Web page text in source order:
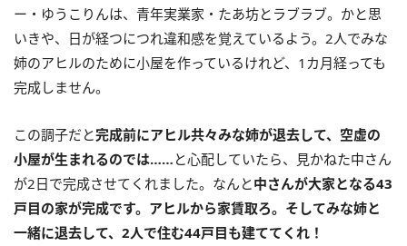
ー・ゆうこりんは、青年実業家・たあ坊とラブラブ。かと思
いきや、日が経つにつれ違和感を覚えているよう。2人でみな
姉のアヒルのために小屋を作っているけれど、1カ月経っても
完成しません。
この調子だと完成前にアヒル共々みな姉が退去して、空虚の
小屋が生まれるのでは…… と心配していたら、見かねた中さん
が2日で完成させてくれました。なんと 中さんが大家となる43
戸目の家が完成です。アヒルから家賃取ろ。そしてみな姉と
一緒に退去して、2人で住む44戸目も建ててくれ！